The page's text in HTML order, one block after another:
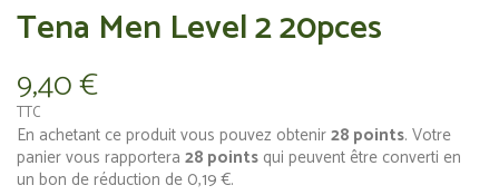
Tena Men Level 2 20pces
9,40 €
TTC
En achetant ce produit vous pouvez obtenir28 points. Votre
panier vous rapportera 28 points qui peuvent être converti en
un bon de réduction de 0,19 €.